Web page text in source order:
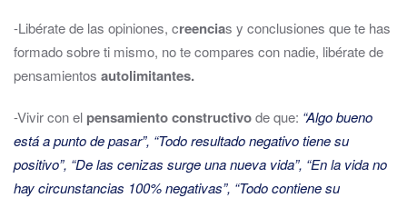
-Libérate de las opiniones, creencias y conclusiones que te has
formado sobre ti mismo, no te compares con nadie, libérate de
pensamientos autolimitantes.
-Vivir con el pensamiento constructivode que: “Algo bueno
está a punto de pasar”, “Todo resultado negativo tiene su
positivo”, “De las cenizas surge una nueva vida”, “En la vida no
hay circunstancias 100% negativas”, “Todo contiene su